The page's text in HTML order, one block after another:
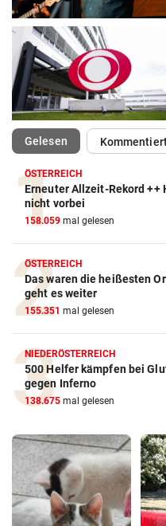
Gelesen(ausgewählt)
ÖSTERREICH
Erneuter Allzeit-Rekord ++
nicht vorbei
158.059 mal gelesen
ÖSTERREICH
Das waren die heißesten
geht es weiter
155.351 mal gelesen
NIEDERÖSTERREICH
500 Helfer kämpfen bei
gegen Inferno
138.675 mal gelesen